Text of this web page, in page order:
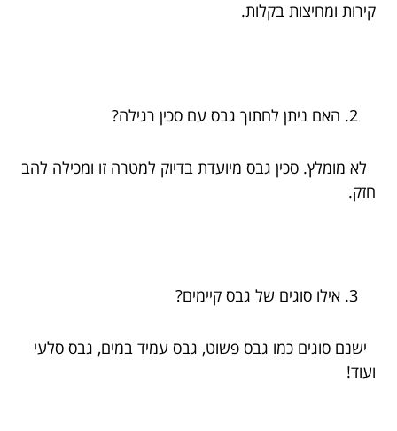
קירות ומחיצות בקלות.
האם ניתן לחתוך גבס עם סכין רגילה?
לא מומלץ. סכין גבס מיועדת בדיוק למטרה זו ומכילה להב
חזק.
אילו סוגים של גבס קיימים?
ישנם סוגים כמו גבס פשוט, גבס עמיד במים, גבס סלעי
ועוד!